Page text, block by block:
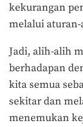
kekurangan
melalui
Jadi, alih-alih
berhadapan
kita semua
sekitar dan
menemukan